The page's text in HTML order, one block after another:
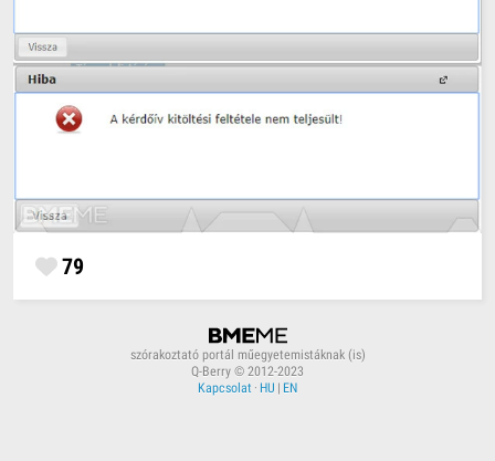
79
szórakoztató portál műegyetemistáknak (is)
Q-Berry © 2012-2023
Kapcsolat · HU | EN